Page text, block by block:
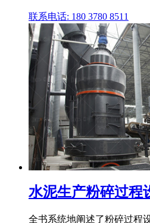
联系电话: 180 3780 8511
水泥生产粉碎过程
全书系统地阐述了粉碎过程